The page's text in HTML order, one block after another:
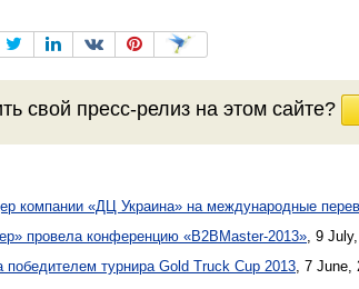
свой пресс-релиз на этом сайте?
компании «ДЦ Украина» на международные
провела конференцию «B2BMaster-2013», 9
турнира Gold Truck Cup 2013, 7 June,